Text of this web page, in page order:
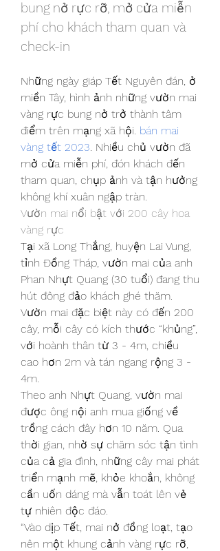
bung nở rực rỡ, mở cửa miễn
phí cho khách tham quan và
check-in
Những ngày giáp Tết Nguyên đán, ở
miền Tây, hình ảnh những vườn mai
vàng rực bung nở trở thành tâm
điểm trên mạng xã hội. bán mai
vàng tết 2023. Nhiều chủ vườn đã
mở cửa miễn phí, đón khách đến
tham quan, chụp ảnh và tận hưởng
không khí xuân ngập tràn.
Vườn mai nổi bật với 200 cây hoa
vàng rực
Tại xã Long Thắng, huyện Lai Vung,
tỉnh Đồng Tháp, vườn mai của anh
Phan Nhựt Quang (30 tuổi) đang thu
hút đông đảo khách ghé thăm.
Vườn mai đặc biệt này có đến 200
cây, mỗi cây có kích thước “khủng”,
với hoành thân từ 3 - 4m, chiều
cao hơn 2m và tán ngang rộng 3 -
4m.
Theo anh Nhựt Quang, vườn mai
được ông nội anh mua giống về
trồng cách đây hơn 10 năm. Qua
thời gian, nhờ sự chăm sóc tận tình
của cả gia đình, những cây mai phát
triển mạnh mẽ, khỏe khoắn, không
cần uốn dáng mà vẫn toát lên vẻ
tự nhiên độc đáo.
“Vào dịp Tết, mai nở đồng loạt, tạo
nên một khung cảnh vàng rực rỡ,